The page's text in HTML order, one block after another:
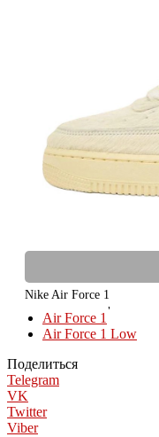
Nike Air Force 1
КОЛЛЕКЦИИ
Air Force 1
Air Force 1 Low
Поделиться
Telegram
VK
Twitter
Viber